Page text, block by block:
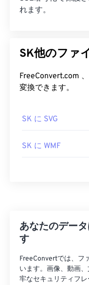
れます。
SK他のファ
FreeConvert.com 、 SKファイルを次の他の形式に
変換できます。
SK に SVG
SK に WMF
あなたのデー
す
FreeConvertでは、フ
います。画像、動画
牢なセキュリティフ